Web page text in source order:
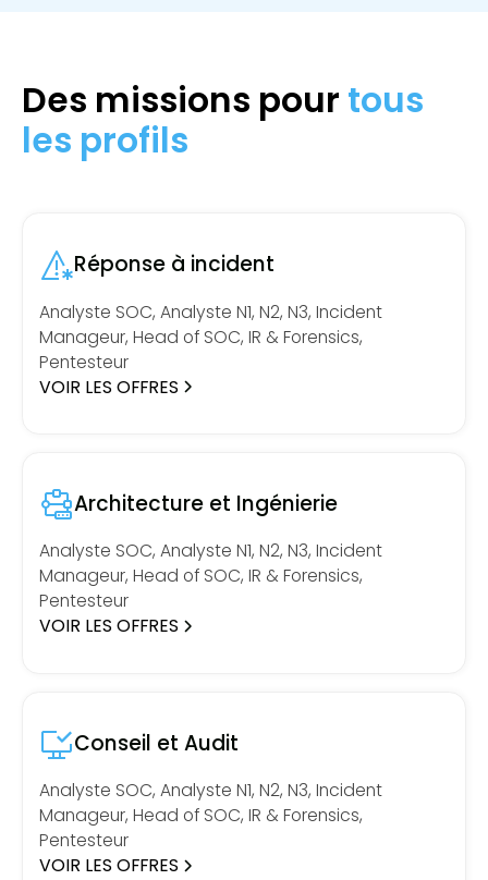
Des missions pour tous
les profils
Réponse à incident
Analyste SOC, Analyste N1, N2, N3, Incident
Manageur, Head of SOC, IR & Forensics,
Pentesteur
VOIR LES OFFRES
Architecture et Ingénierie
Analyste SOC, Analyste N1, N2, N3, Incident
Manageur, Head of SOC, IR & Forensics,
Pentesteur
VOIR LES OFFRES
Conseil et Audit
Analyste SOC, Analyste N1, N2, N3, Incident
Manageur, Head of SOC, IR & Forensics,
Pentesteur
VOIR LES OFFRES